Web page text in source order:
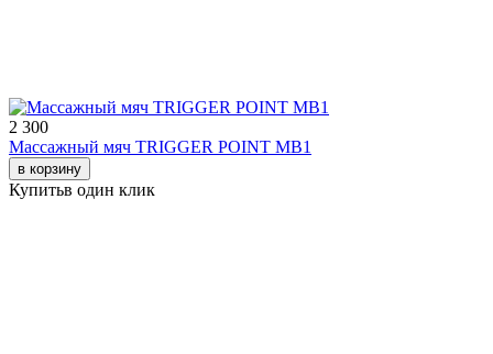
2 300
Массажный мяч TRIGGER POINT MB1
в корзину
Купитьв один клик